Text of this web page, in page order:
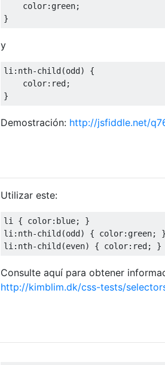
    color
: green;
}
y
li : nth-child(odd)
{
    color
: red;
}
Demostración: http://jsfiddle.net/
Utilizar este:
li { color: blue;
}
li : nth-child(odd) { color: green;
}
li : nth-child(even) { color: red; }
Consulte aquí para obtener
http://kimblim.dk/css-tests/